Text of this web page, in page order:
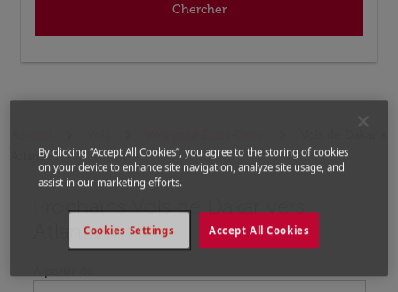
Chercher
Atlanta
Prochains Vols de Dakar vers
Atlanta
By clicking “Accept All Cookies”, you agree to the storing of cookies
on your device to enhance site navigation, analyze site usage, and
assist in our marketing efforts.
Accept All Cookies
Cookies Settings